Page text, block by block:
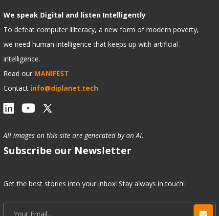
We speak Digital and listen Intelligently
To defeat computer illiteracy, a new form of modern poverty,
we need human intelligence that keeps up with artificial
intelligence.
Read our MANIFEST
Contact info@diplanet.tech
All images on this site are generated by an AI.
Subscribe our Newsletter
Get the best stories into your inbox! Stay always in touch!